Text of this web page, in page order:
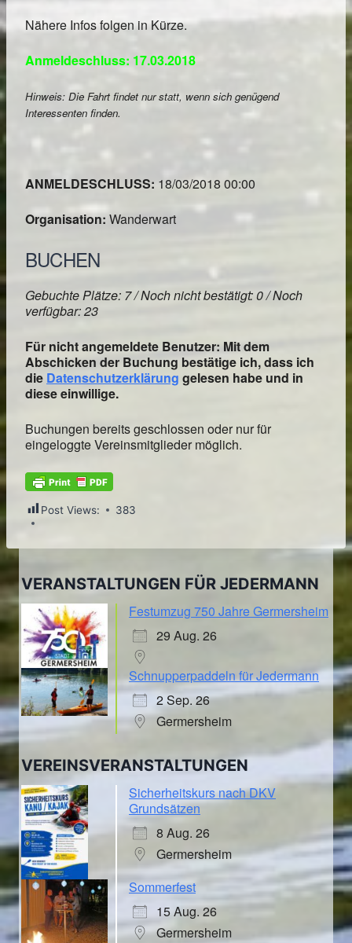
Nähere Infos folgen in Kürze.
Anmeldeschluss: 17.03.2018
Hinweis: Die Fahrt findet nur statt, wenn sich genügend
Interessenten finden.
ANMELDESCHLUSS: 18/03/2018 00:00
Organisation: Wanderwart
BUCHEN
Gebuchte Plätze: 7 / Noch nicht bestätigt: 0 / Noch
verfügbar: 23
Für nicht angemeldete Benutzer: Mit dem
Abschicken der Buchung bestätige ich, dass ich
die Datenschutzerklärung gelesen habe und in
diese einwillige.
Buchungen bereits geschlossen oder nur für
eingeloggte Vereinsmitglieder möglich.
Post Views: 383
VERANSTALTUNGEN FÜR JEDERMANN
Festumzug 750 Jahre Germersheim
29 Aug. 26
Schnupperpaddeln für Jedermann
2 Sep. 26
Germersheim
VEREINSVERANSTALTUNGEN
Sicherheitskurs nach DKV
Grundsätzen
8 Aug. 26
Germersheim
Sommerfest
15 Aug. 26
Germersheim